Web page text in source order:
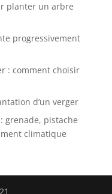
planter un arbre
progressivement
: comment choisir
d’un verger
grenade, pistache
climatique